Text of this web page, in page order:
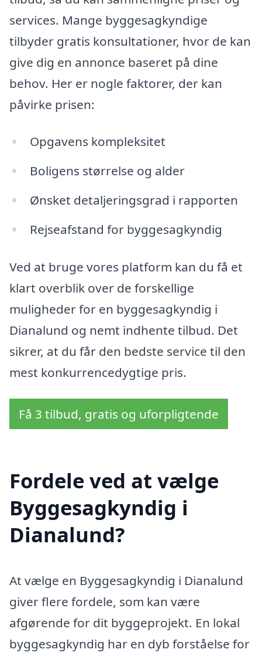
services. Mange byggesagkyndige
tilbyder gratis konsultationer, hvor de kan
give dig en annonce baseret på dine
behov. Her er nogle faktorer, der kan
påvirke prisen:
Opgavens kompleksitet
Boligens størrelse og alder
Ønsket detaljeringsgrad i rapporten
Rejseafstand for byggesagkyndig
Ved at bruge vores platform kan du få et
klart overblik over de forskellige
muligheder for en byggesagkyndig i
Dianalund og nemt indhente tilbud. Det
sikrer, at du får den bedste service til den
mest konkurrencedygtige pris.
Få 3 tilbud, gratis og uforpligtende
Fordele ved at vælge
Byggesagkyndig i
Dianalund?
At vælge en Byggesagkyndig i Dianalund
giver flere fordele, som kan være
afgørende for dit byggeprojekt. En lokal
byggesagkyndig har en dyb forståelse for